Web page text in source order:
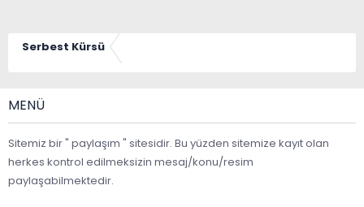
Serbest Kürsü
MENÜ
Sitemiz bir " paylaşım " sitesidir. Bu yüzden sitemize kayıt olan
herkes kontrol edilmeksizin mesaj/konu/resim
paylaşabilmektedir.